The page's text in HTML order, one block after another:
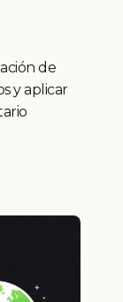
de
y aplicar